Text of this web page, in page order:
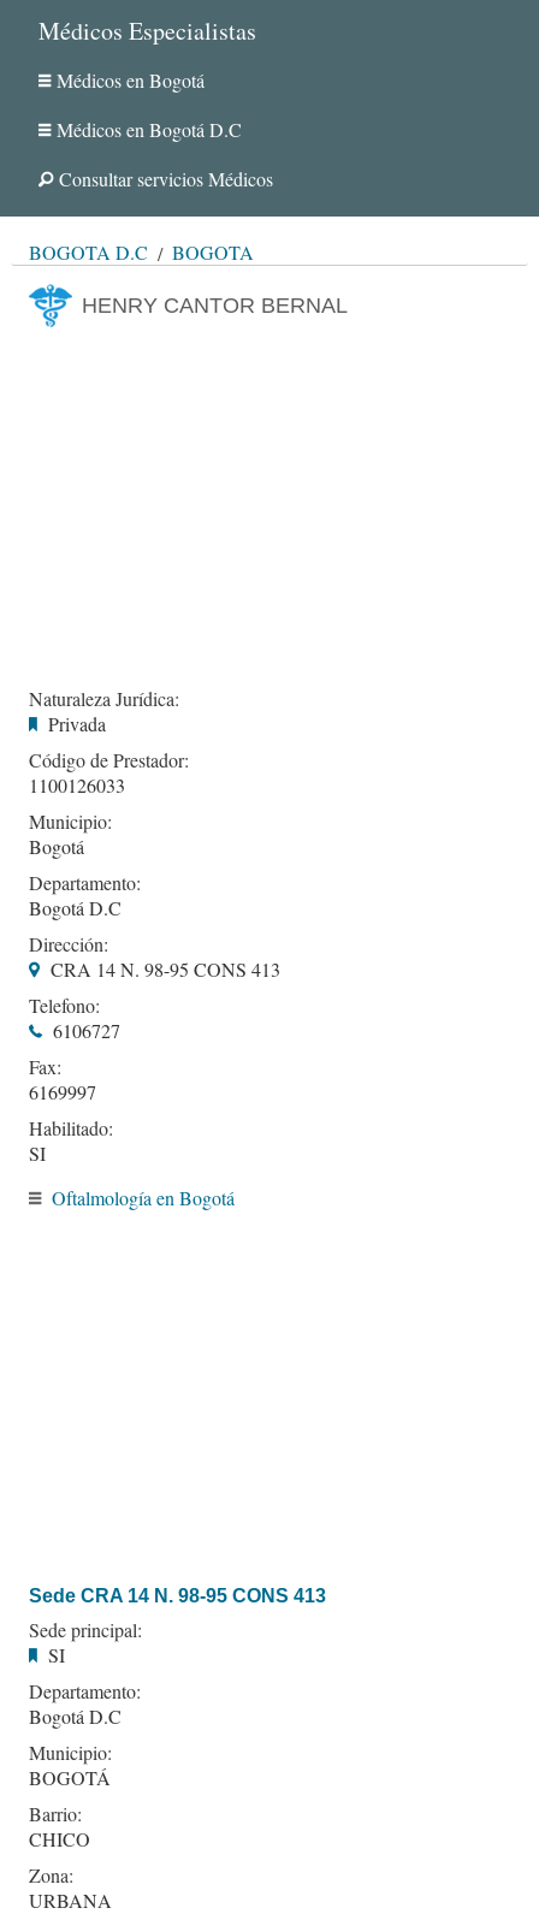
Médicos Especialistas
Médicos en Bogotá
Médicos en Bogotá D.C
Consultar servicios Médicos
BOGOTÁ D.C BOGOTÁ
HENRY CANTOR BERNAL
Naturaleza Jurídica:
Privada
Código de Prestador:
1100126033
Municipio:
Bogotá
Departamento:
Bogotá D.C
Dirección:
CRA 14 N. 98-95 CONS 413
Telefono:
6106727
Fax:
6169997
Habilitado:
SI
Oftalmología en Bogotá
Sede CRA 14 N. 98-95 CONS 413
Sede principal:
SI
Departamento:
Bogotá D.C
Municipio:
BOGOTÁ
Barrio:
CHICO
Zona:
URBANA